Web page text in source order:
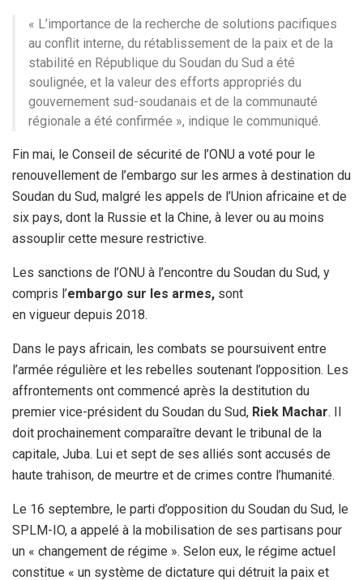
« L’importance de la recherche de solutions pacifiques
au conflit interne, du rétablissement de la paix et de la
stabilité en République du Soudan du Sud a été
soulignée, et la valeur des efforts appropriés du
gouvernement sud-soudanais et de la communauté
régionale a été confirmée », indique le communiqué.
Fin mai, le Conseil de sécurité de l’ONU a voté pour le
renouvellement de l’embargo sur les armes à destination du
Soudan du Sud, malgré les appels de l’Union africaine et de
six pays, dont la Russie et la Chine, à lever ou au moins
assouplir cette mesure restrictive.
Les sanctions de l’ONU à l’encontre du Soudan du Sud, y
compris l’embargo sur les armes, sont
en vigueur depuis 2018.
Dans le pays africain, les combats se poursuivent entre
l’armée régulière et les rebelles soutenant l’opposition. Les
affrontements ont commencé après la destitution du
premier vice-président du Soudan du Sud, Riek Machar. Il
doit prochainement comparaître devant le tribunal de la
capitale, Juba. Lui et sept de ses alliés sont accusés de
haute trahison, de meurtre et de crimes contre l’humanité.
Le 16 septembre, le parti d’opposition du Soudan du Sud, le
SPLM-IO, a appelé à la mobilisation de ses partisans pour
un « changement de régime ». Selon eux, le régime actuel
constitue « un système de dictature qui détruit la paix et